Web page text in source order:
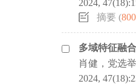
2024,
摘要 (800
多域特征融
肖健，党选举
2024,